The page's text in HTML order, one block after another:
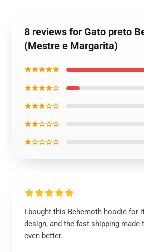
8 reviews for Gato preto
(Mestre e Margarita)
★★★★★
★★★★☆
★★★☆☆
★★☆☆☆
★☆☆☆☆
I bought this Behemoth hoodie for
design, and the fast shipping made
even better.